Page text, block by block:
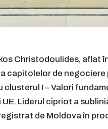
Christodoulides, aflat
capitolelor de
clusterul I – Valori
Liderul cipriot a
de Moldova în